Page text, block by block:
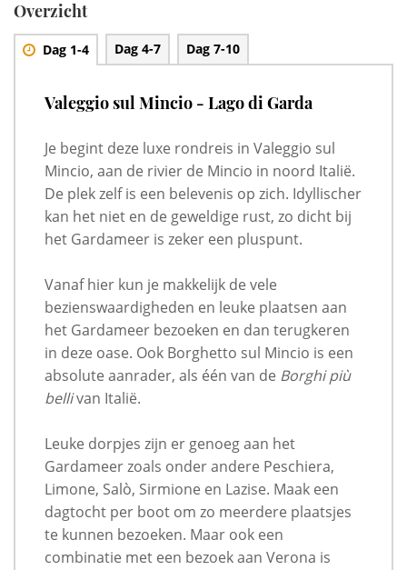
Dit is een reis voor liefhebbers van luxe, mooie uitzichten,
culinair genieten en weg van de massa. Voor ons persoonlijk
echt een aanrader!
Overzicht
Dag 1-4 Dag 4-7 Dag 7-10
Valeggio sul Mincio - Lago di Garda
Je begint deze luxe rondreis in Valeggio sul
Mincio, aan de rivier de Mincio in noord Italië.
De plek zelf is een belevenis op zich. Idyllischer
kan het niet en de geweldige rust, zo dicht bij
het Gardameer is zeker een pluspunt.
Vanaf hier kun je makkelijk de vele
bezienswaardigheden en leuke plaatsen aan
het Gardameer bezoeken en dan terugkeren
in deze oase. Ook Borghetto sul Mincio is een
absolute aanrader, als één van de Borghi più
bellivan Italië.
Leuke dorpjes zijn er genoeg aan het
Gardameer zoals onder andere Peschiera,
Limone, Salò, Sirmione en Lazise. Maak een
dagtocht per boot om zo meerdere plaatsjes
te kunnen bezoeken. Maar ook een
combinatie met een bezoek aan Verona is